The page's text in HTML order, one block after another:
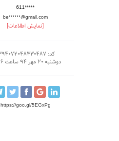
611*****
be******@gmail.com
[نمایش اطلاعات]
کد: 1394072048330487
دوشنبه 20 مهر 94 ساعت 14:26
https://goo.gl/5EGxPg